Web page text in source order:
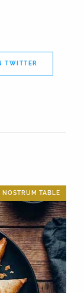
TWITTER
NOSTRUM TABLE